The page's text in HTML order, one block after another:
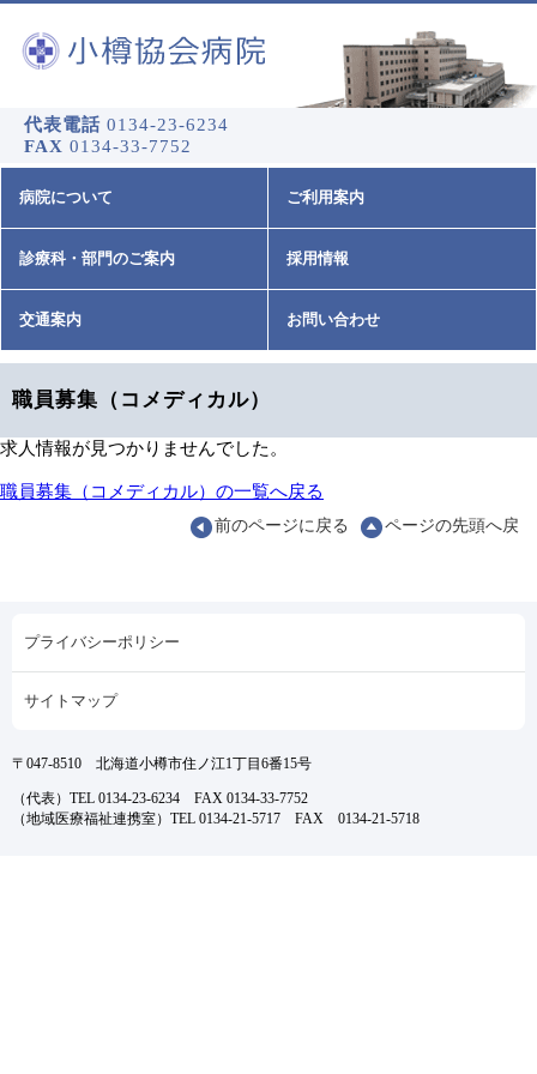
代表電話 0134-23-6234
FAX 0134-33-7752
病院について ご利用案内
診療科・部門のご案内 採用情報
交通案内 お問い合わせ
職員募集（コメディカル）
求人情報が見つかりませんでした。
職員募集（コメディカル）の一覧へ戻る
前のページに戻る ページの先頭へ戻
プライバシーポリシー
サイトマップ
〒047-8510 北海道小樽市住ノ江1丁目6番15号
（代表）TEL 0134-23-6234 FAX 0134-33-7752
（地域医療福祉連携室）TEL 0134-21-5717 FAX 0134-21-5718